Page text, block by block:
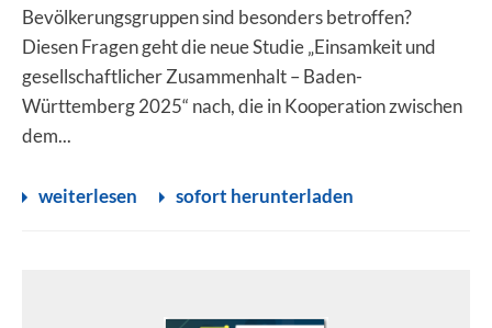
Bevölkerungsgruppen sind besonders betroffen?
Diesen Fragen geht die neue Studie „Einsamkeit und
gesellschaftlicher Zusammenhalt – Baden-
Württemberg 2025“ nach, die in Kooperation zwischen
dem...
weiterlesen sofort herunterladen